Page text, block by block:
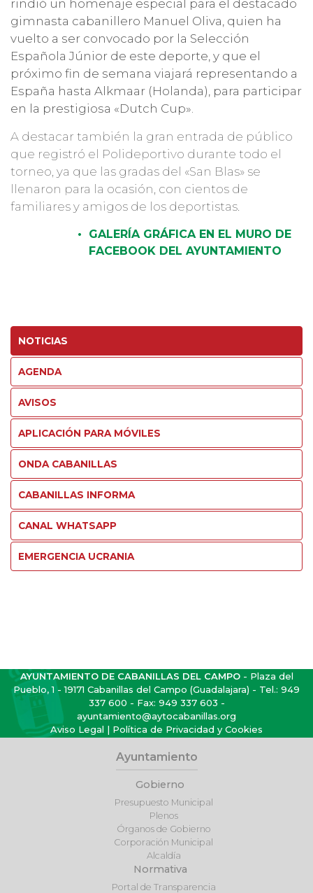
NOTICIAS
AGENDA
AVISOS
APLICACIÓN PARA MÓVILES
ONDA CABANILLAS
CABANILLAS INFORMA
CANAL WHATSAPP
EMERGENCIA UCRANIA
rindió un homenaje especial para el destacado
gimnasta cabanillero Manuel Oliva, quien ha
vuelto a ser convocado por la Selección
Española Júnior de este deporte, y que el
próximo fin de semana viajará representando a
España hasta Alkmaar (Holanda), para participar
en la prestigiosa «Dutch Cup».
A destacar también la gran entrada de público
que registró el Polideportivo durante todo el
torneo, ya que las gradas del «San Blas» se
llenaron para la ocasión, con cientos de
familiares y amigos de los deportistas.
GALERÍA GRÁFICA EN EL MURO DE
FACEBOOK DEL AYUNTAMIENTO
AYUNTAMIENTO DE CABANILLAS DEL CAMPO- Plaza del
Pueblo, 1 - 19171 Cabanillas del Campo (Guadalajara) - Tel.: 949
337 600 - Fax: 949 337 603 -
ayuntamiento@aytocabanillas.org
Aviso Legal | Política de Privacidad y Cookies
Ayuntamiento
Gobierno
Presupuesto Municipal
Plenos
Órganos de Gobierno
Corporación Municipal
Alcaldía
Normativa
Portal de Transparencia